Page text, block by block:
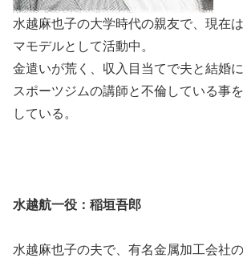
水越麻也子の大学時代の親友で、現在
マモデルとして活動中。
金遣いが荒く、収入目当てで夫と結婚に
スポーツジムの講師と不倫している事
している。
水越航一役：稲垣吾郎
水越麻也子の夫で、有名金属加工会社